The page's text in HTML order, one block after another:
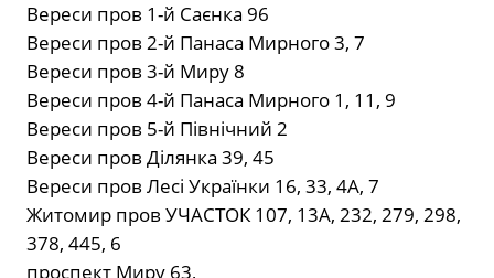
Вереси пров 1-й Саєнка 96
Вереси пров 2-й Панаса Мирного 3, 7
Вереси пров 3-й Миру 8
Вереси пров 4-й Панаса Мирного 1, 11, 9
Вереси пров 5-й Північний 2
Вереси пров Ділянка 39, 45
Вереси пров Лесі Українки 16, 33, 4А, 7
Житомир пров УЧАСТОК 107, 13А, 232, 279, 298,
378, 445, 6
проспект Миру 63,